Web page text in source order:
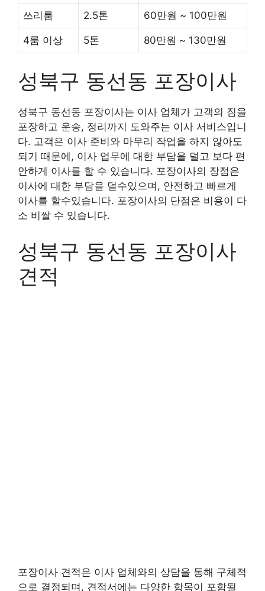
쓰리룸 2.5톤 60만원 ~ 100만원
4룸 이상 5톤 80만원 ~ 130만원
성북구 동선동 포장이사
성북구 동선동 포장이사는 이사 업체가 고객의 짐을
포장하고 운송, 정리까지 도와주는 이사 서비스입니
다. 고객은 이사 준비와 마무리 작업을 하지 않아도
되기 때문에, 이사 업무에 대한 부담을 덜고 보다 편
안하게 이사를 할 수 있습니다. 포장이사의 장점은
이사에 대한 부담을 덜수있으며, 안전하고 빠르게
이사를 할수있습니다. 포장이사의 단점은 비용이 다
소 비쌀 수 있습니다.
성북구 동선동 포장이사
견적
포장이사 견적은 이사 업체와의 상담을 통해 구체적
으로 결정되며, 견적서에는 다양한 항목이 포함될